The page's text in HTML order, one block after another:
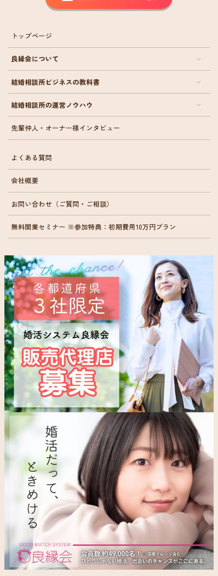
トップページ
良縁会について
結婚相談所ビジネスの教科書
結婚相談所の運営ノウハウ
先輩仲人・オーナー様インタビュー
よくある質問
会社概要
お問い合わせ（ご質問・ご相談）
無料開業セミナー ※参加特典：初期費用10万円プラン